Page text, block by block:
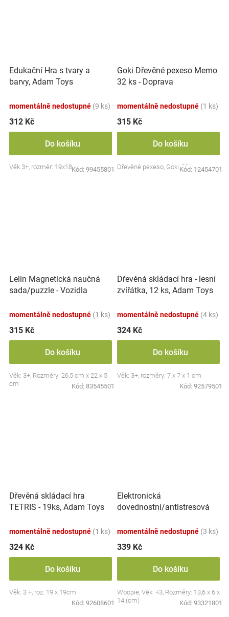
Edukační Hra s tvary a
barvy, Adam Toys
momentálně nedostupné (9 ks)
312 Kč
Do košíku
Věk 3+, rozměr: 19x18 cm
Kód: 99455801
Goki Dřevěné pexeso Memo
32 ks - Doprava
momentálně nedostupné (1 ks)
315 Kč
Do košíku
Dřevěné pexeso, Goki, 32 ks
Kód: 12454701
Lelin Magnetická naučná
sada/puzzle - Vozidla
momentálně nedostupné (1 ks)
315 Kč
Do košíku
Věk: 3+, Rozměry: 26,5 cm x 22 x 5
cm
Kód: 83545501
Dřevěná skládací hra - lesní
zvířátka, 12 ks, Adam Toys
momentálně nedostupné (4 ks)
324 Kč
Do košíku
Věk: 3+, rozměry: 7 x 7 x 1 cm
Kód: 92579501
Dřevěná skládací hra
TETRIS - 19ks, Adam Toys
momentálně nedostupné (1 ks)
324 Kč
Do košíku
Věk: 3 +, roz. 19 x 19cm
Kód: 92608601
Elektronická
dovednostní/antistresová
momentálně nedostupné (3 ks)
339 Kč
Do košíku
Woopie, Věk: +3, Rozměry: 13,6 x 6 x
14 (cm)
Kód: 93321801